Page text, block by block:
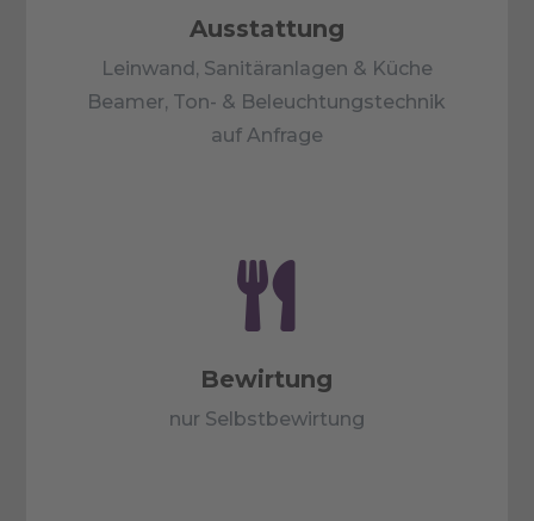
Ausstattung
Leinwand, Sanitäranlagen & Küche
Beamer, Ton- & Beleuchtungstechnik
auf Anfrage

Bewirtung
nur Selbstbewirtung